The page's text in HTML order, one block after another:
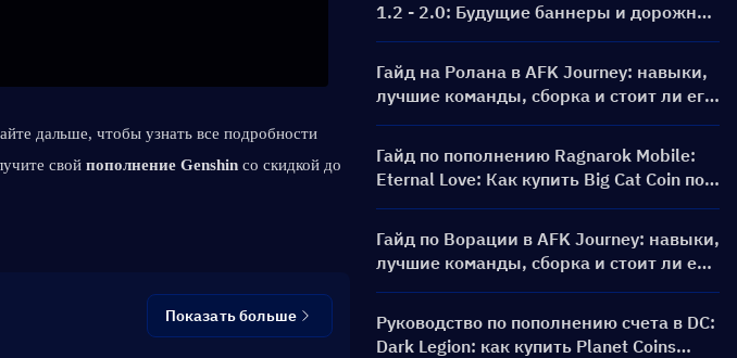
дальше, чтобы узнать все подробности
свой пополнение Genshin со скидкой до
Показать больше
1.2 - 2.0: Будущие баннеры и дорожная
карта!
Гайд на Ролана в AFK Journey: навыки,
лучшие команды, сборка и стоит ли его
призывать?
Гайд по пополнению Ragnarok Mobile:
Eternal Love: Как купить Big Cat Coin по
более выгодной цене?
Гайд по Ворации в AFK Journey: навыки,
лучшие команды, сборка и стоит ли её
призывать?
Руководство по пополнению счета в DC:
Dark Legion: как купить Planet Coins